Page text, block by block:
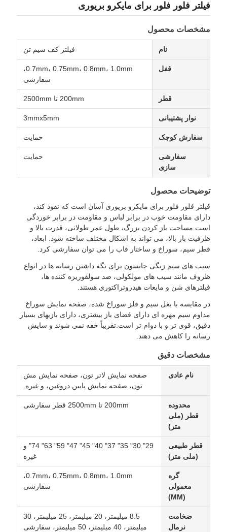
فیلتر فلور فلور برای مایکرو بریوری
مشخصات محصول
نام فیلتر کف سیم تن
قفل
0.7mm، 0.75mm، 0.8mm، 1.0mm،
سفارشی
قطر 200mm تا 2500mm
نوار پشتیبانی 3mmx5mm
سفارش کوچک حمایت
سفارشی
سازی
حمایت
توضیحات محصول
فیلتر فلور فلور برای مایکرو بریوری آسان است که نفوذ کند،
دارای مقاومت خوب در برابر لباس و مقاومت در برابر خوردگی
است.مساحت باز کردن بزرگ، طول عمر طولانی، قدرت بالا و
ظرفیت بار بالا، می تواند به اشکال مختلف ساخته شود. ابعاد،
قطر سیم، سوراخ و ساختار قاب را می توان سفارشی کرد.
سیب های سیم زنگی جانسون برای نگه داشتن رسانه ها در انواع
ظروف مانند سیب های مولکولی، ضد سولفوریزه کننده ها،
فیلترهای شن و مایعات هیدروتراکتوری هستند.
در مقایسه با بغل سیم و فلز سوراخ شده، صفحه نمایش سوراخ
مداوم سیم مهره ای دارای فضای باز بیشتری، دارای بازیهای بسیار
دقیق، قوی تر و با دوام تر است.تقریباً خفه نمی شوند و سایش
رسانه را کاهش می دهند.
مشخصات دقیق
نام عادی
صفحه نمایش لاتر تون، صفحه نمایش مش
تون، صفحه نمایش پایین دروغین، و غیره.
محدوده
قطر (ملی
متر)
200mm تا 2500mm قطر سفارشی
قطر طبیعی
(ملی متر)
29" 30" 35" 37" 40" 45" 47" 59" 63" 74" و
غیره
گره
معمولی
(MM)
0.7mm، 0.75mm، 0.8mm، 1.0mm،
سفارشی
ضخامت
نرمال
8.5 میلیمتر، 20 میلیمتر، 25 میلیمتر، 30
میلیمتر، 40 میلیمتر، 50 میلیمتر، سفارشی